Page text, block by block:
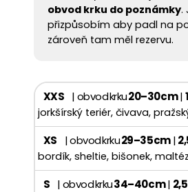
obvod krku do poznámky.
přizpůsobím aby padl na
zároveň tam měl rezervu.
XXS | obvod krku20–30 cm|
jorkšírský teriér, čivava,
XS | obvod krku29–35 cm|
bordík, sheltie, bišonek,
S | obvod krku34–40 cm|